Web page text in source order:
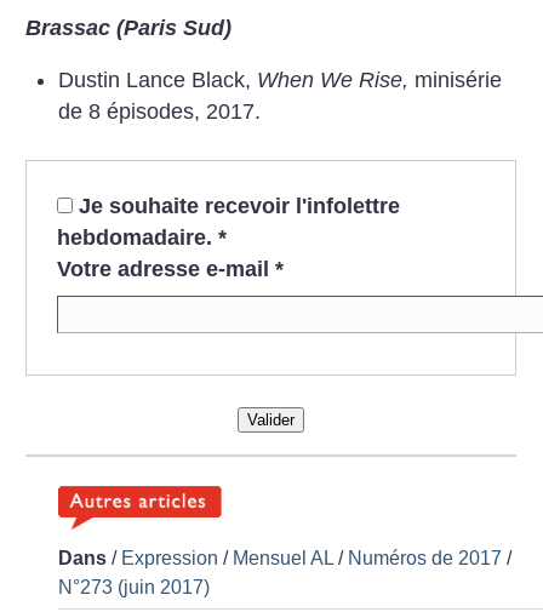
Brassac (Paris Sud)
Dustin Lance Black, When We Rise, minisérie
de 8 épisodes, 2017.
Je souhaite recevoir l'infolettre
hebdomadaire. *
Votre adresse e-mail *
Valider
Dans / Expression / Mensuel AL / Numéros de 2017 /
N°273 (juin 2017)